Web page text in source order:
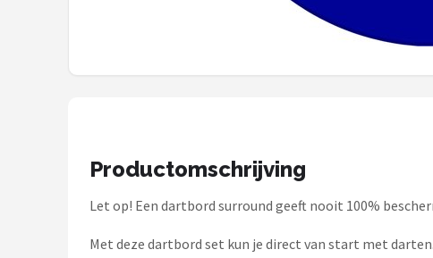
Productomschrijving
Let op! Een dartbord surround geeft nooit 100%
Met deze dartbord set kun je direct van start met